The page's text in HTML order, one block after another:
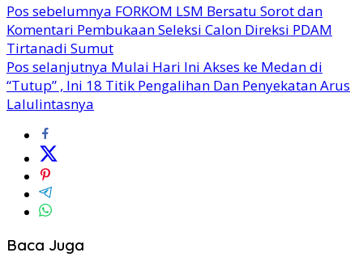
Pos sebelumnya FORKOM LSM Bersatu Sorot dan
Komentari Pembukaan Seleksi Calon Direksi PDAM
Tirtanadi Sumut
Pos selanjutnya Mulai Hari Ini Akses ke Medan di
“Tutup” , Ini 18 Titik Pengalihan Dan Penyekatan Arus
Lalulintasnya
Baca Juga